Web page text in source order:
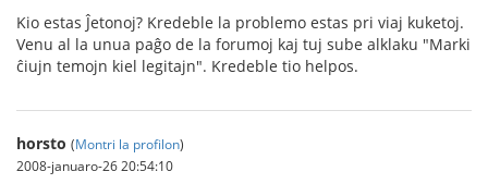
Kio estas Ĵetonoj? Kredeble la problemo estas pri viaj kuketoj.
Venu al la unua paĝo de la forumoj kaj tuj sube alklaku "Marki
ĉiujn temojn kiel legitajn". Kredeble tio helpos.
horsto (Montri la profilon)
2008-januaro-26 20:54:10